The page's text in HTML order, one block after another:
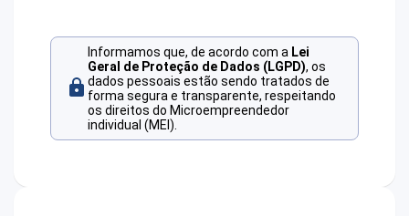
Informamos que, de acordo com a Lei
Geral de Proteção de Dados (LGPD), os
dados pessoais estão sendo tratados de
forma segura e transparente, respeitando
os direitos do Microempreendedor
individual (MEI).